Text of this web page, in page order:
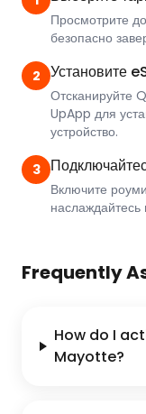
Просмотрите
безопасно
2 Установите
Отсканируйте
UpApp для
устройство.
3
Включите
Frequently
How do I
Mayotte?